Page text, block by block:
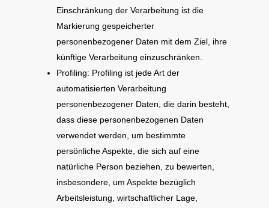
Einschränkung der Verarbeitung ist die
Markierung gespeicherter
personenbezogener Daten mit dem Ziel, ihre
künftige Verarbeitung einzuschränken.
Profiling: Profiling ist jede Art der
automatisierten Verarbeitung
personenbezogener Daten, die darin besteht,
dass diese personenbezogenen Daten
verwendet werden, um bestimmte
persönliche Aspekte, die sich auf eine
natürliche Person beziehen, zu bewerten,
insbesondere, um Aspekte bezüglich
Arbeitsleistung, wirtschaftlicher Lage,